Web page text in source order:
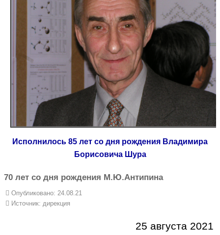
Исполнилось 85 лет со дня рождения Владимира
Борисовича Шура
70 лет со дня рождения М.Ю.Антипина
Опубликовано: 24.08.21
Источник: дирекция
25 августа 2021